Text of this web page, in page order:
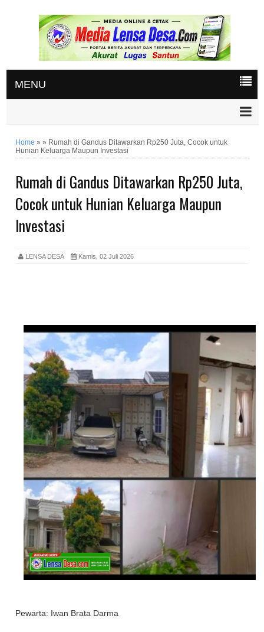
MENU
Home »» Rumah di Gandus Ditawarkan Rp250 Juta, Cocok untuk
Hunian Keluarga Maupun Investasi
Rumah di Gandus Ditawarkan Rp250 Juta,
Cocok untuk Hunian Keluarga Maupun
Investasi
LENSA DESA Kamis, 02 Juli 2026
Pewarta: Iwan Brata Darma